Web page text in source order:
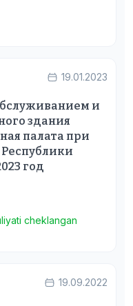
19.01.2023
и
здания
палата при
год
cheklangan
19.09.2022